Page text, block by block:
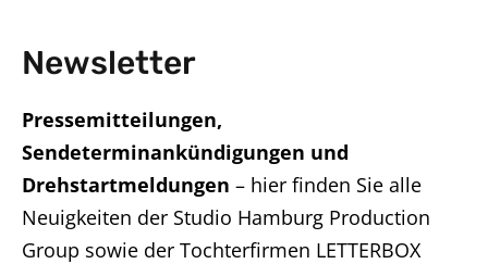
Newsletter
Pressemitteilungen,
Sendeterminankündigungen und
Drehstartmeldungen – hier finden Sie alle
Neuigkeiten der Studio Hamburg Production
Group sowie der Tochterfirmen LETTERBOX